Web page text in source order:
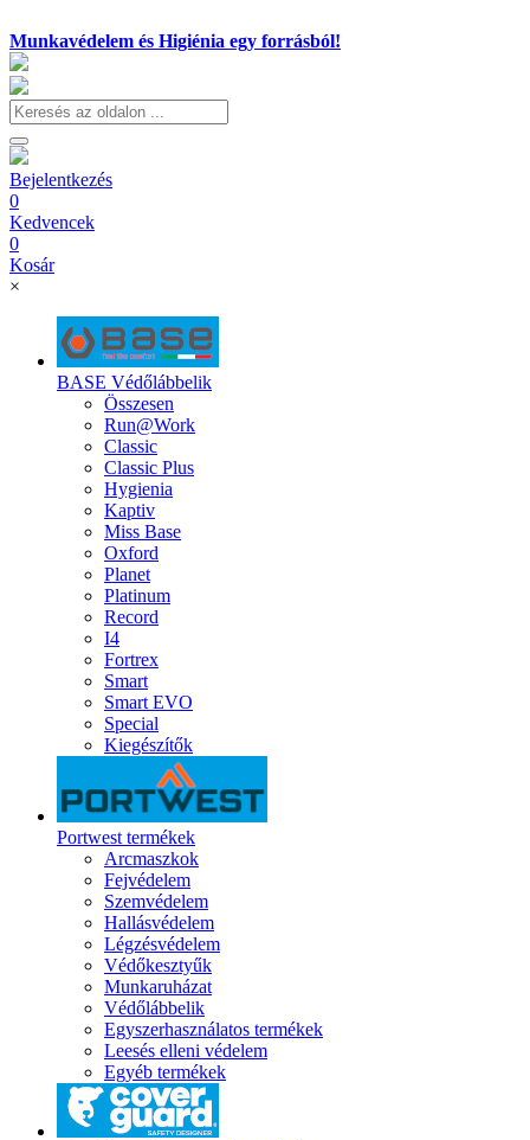
Munkavédelem és Higiénia egy forrásból!
Bejelentkezés
0
Kedvencek
0
Kosár
×
BASE Védőlábbelik
Összesen
Run@Work
Classic
Classic Plus
Hygienia
Kaptiv
Miss Base
Oxford
Planet
Platinum
Record
I4
Fortrex
Smart
Smart EVO
Special
Kiegészítők
Portwest termékek
Arcmaszkok
Fejvédelem
Szemvédelem
Hallásvédelem
Légzésvédelem
Védőkesztyűk
Munkaruházat
Védőlábbelik
Egyszerhasználatos termékek
Leesés elleni védelem
Egyéb termékek